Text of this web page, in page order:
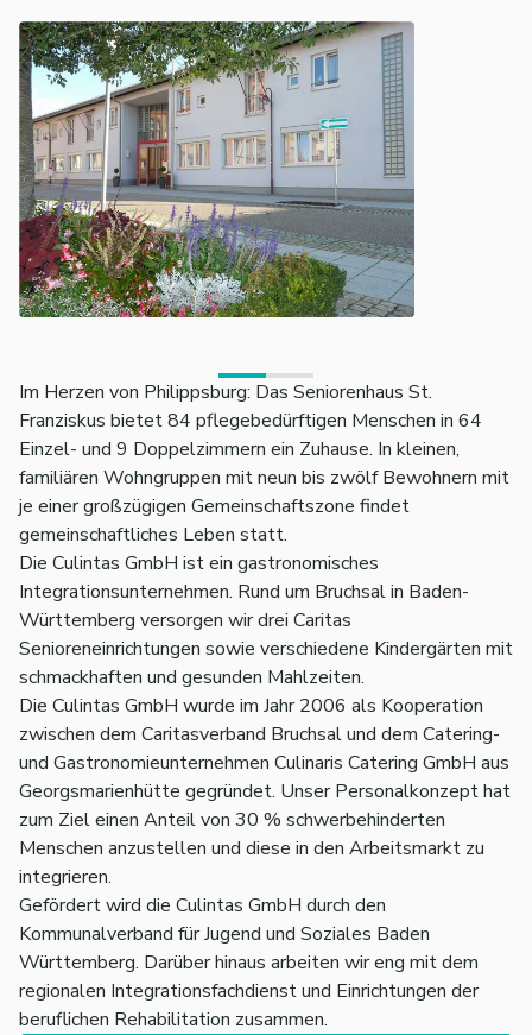
Im Herzen von Philippsburg: Das Seniorenhaus St.
Franziskus bietet 84 pflegebedürftigen Menschen in 64
Einzel- und 9 Doppelzimmern ein Zuhause. In kleinen,
familiären Wohngruppen mit neun bis zwölf Bewohnern mit
je einer großzügigen Gemeinschaftszone findet
gemeinschaftliches Leben statt.
Die Culintas GmbH ist ein gastronomisches
Integrationsunternehmen. Rund um Bruchsal in Baden-
Württemberg versorgen wir drei Caritas
Senioreneinrichtungen sowie verschiedene Kindergärten mit
schmackhaften und gesunden Mahlzeiten.
Die Culintas GmbH wurde im Jahr 2006 als Kooperation
zwischen dem Caritasverband Bruchsal und dem Catering-
und Gastronomieunternehmen Culinaris Catering GmbH aus
Georgsmarienhütte gegründet. Unser Personalkonzept hat
zum Ziel einen Anteil von 30 % schwerbehinderten
Menschen anzustellen und diese in den Arbeitsmarkt zu
integrieren.
Gefördert wird die Culintas GmbH durch den
Kommunalverband für Jugend und Soziales Baden
Württemberg. Darüber hinaus arbeiten wir eng mit dem
regionalen Integrationsfachdienst und Einrichtungen der
beruflichen Rehabilitation zusammen.